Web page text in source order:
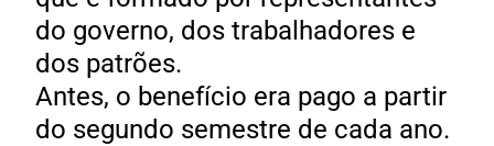
do governo, dos trabalhadores e
dos patrões.
Antes, o benefício era pago a partir
do segundo semestre de cada ano.